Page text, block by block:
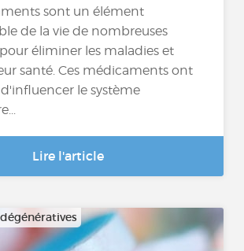
sont un élément
de la vie de nombreuses
éliminer les maladies et
santé. Ces médicaments ont
le système
Lire l'article